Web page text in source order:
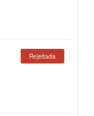
Rejeitada